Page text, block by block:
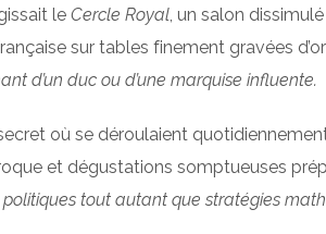
le Cercle Royal, un salon
sur tables finement gravées
d’un duc ou d’une marquise influente.
où se déroulaient
et dégustations somptueuses
tout autant que stratégies